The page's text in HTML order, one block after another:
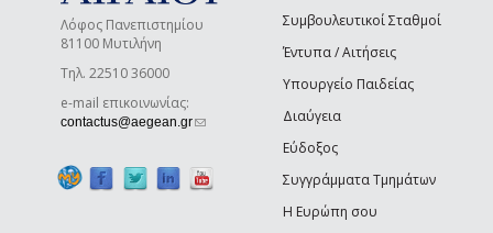
Λόφος Πανεπιστημίου
81100 Μυτιλήνη
Τηλ. 22510 36000
e-mail επικοινωνίας:
contactus@aegean.gr(link sends e-mail)
Συμβουλευτικοί Σταθμοί
Έντυπα / Αιτήσεις
Υπουργείο Παιδείας
Διαύγεια
Εύδοξος
Συγγράμματα Τμημάτων
Η Ευρώπη σου